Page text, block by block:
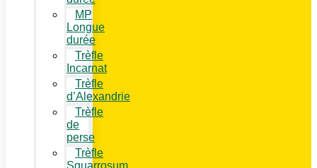
MP
Longue
durée
Trèfle
Incarnat
Trèfle
d’Alexandrie
Trèfle
de
perse
Trèfle
Squarrosum